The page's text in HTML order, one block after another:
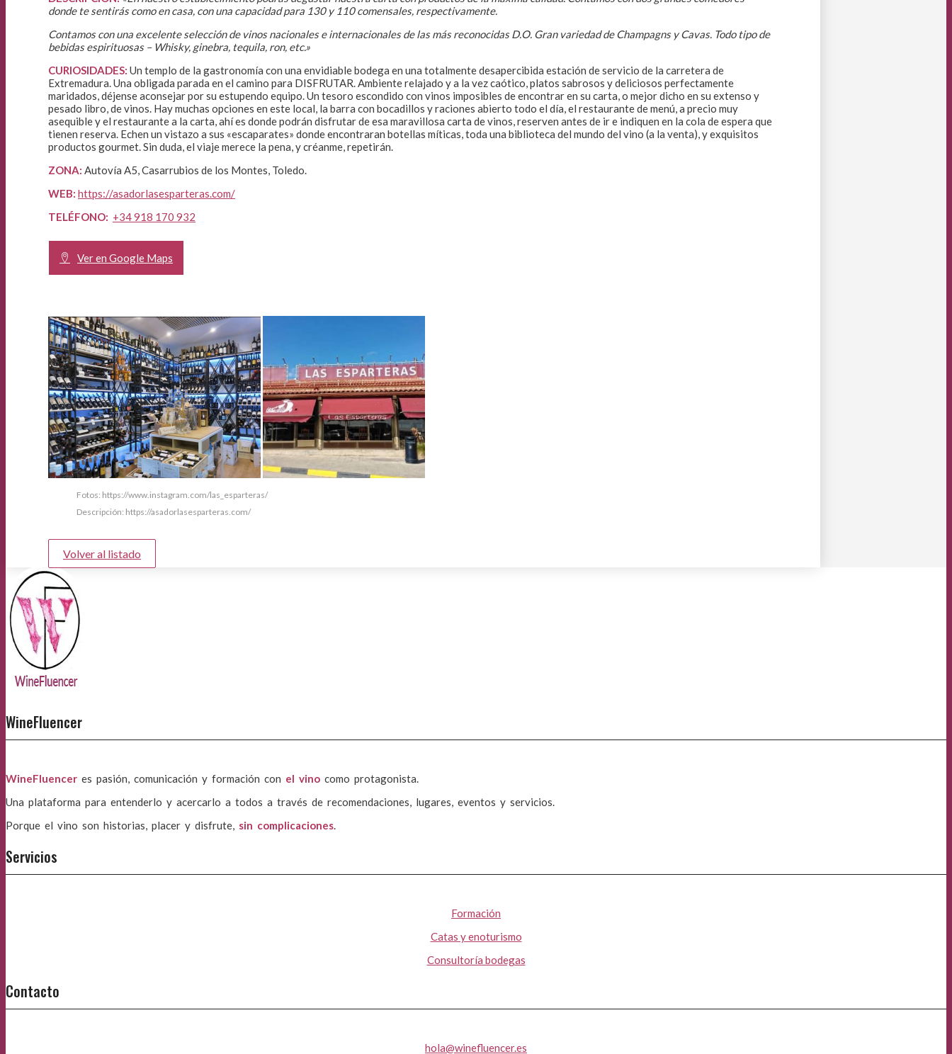
donde te sentirás como en casa, con una capacidad para 130 y 110 comensales, respectivamente.
Contamos con una excelente selección de vinos nacionales e internacionales de las más reconocidas D.O. Gran variedad de Champagns y Cavas. Todo tipo de
bebidas espirituosas – Whisky, ginebra, tequila, ron, etc.»
CURIOSIDADES: Un templo de la gastronomía con una envidiable bodega en una totalmente desapercibida estación de servicio de la carretera de
Extremadura. Una obligada parada en el camino para DISFRUTAR. Ambiente relajado y a la vez caótico, platos sabrosos y deliciosos perfectamente
maridados, déjense aconsejar por su estupendo equipo. Un tesoro escondido con vinos imposibles de encontrar en su carta, o mejor dicho en su extenso y
pesado libro, de vinos. Hay muchas opciones en este local, la barra con bocadillos y raciones abierto todo el día, el restaurante de menú, a precio muy
asequible y el restaurante a la carta, ahí es donde podrán disfrutar de esa maravillosa carta de vinos, reserven antes de ir e indiquen en la cola de espera que
tienen reserva. Echen un vistazo a sus «escaparates» donde encontraran botellas míticas, toda una biblioteca del mundo del vino (a la venta), y exquisitos
productos gourmet. Sin duda, el viaje merece la pena, y créanme, repetirán.
ZONA: Autovía A5, Casarrubios de los Montes, Toledo.
WEB: https://asadorlasesparteras.com/
TELÉFONO: +34 918 170 932
Ver en Google Maps
Fotos: https://www.instagram.com/las_esparteras/
Descripción: https://asadorlasesparteras.com/
Volver al listado
WineFluencer
WineFluencer es pasión, comunicación y formación con el vino como protagonista.
Una plataforma para entenderlo y acercarlo a todos a través de recomendaciones, lugares, eventos y servicios.
Porque el vino son historias, placer y disfrute, sin complicaciones.
Servicios
Formación
Catas y enoturismo
Consultoría bodegas
Contacto
hola@winefluencer.es